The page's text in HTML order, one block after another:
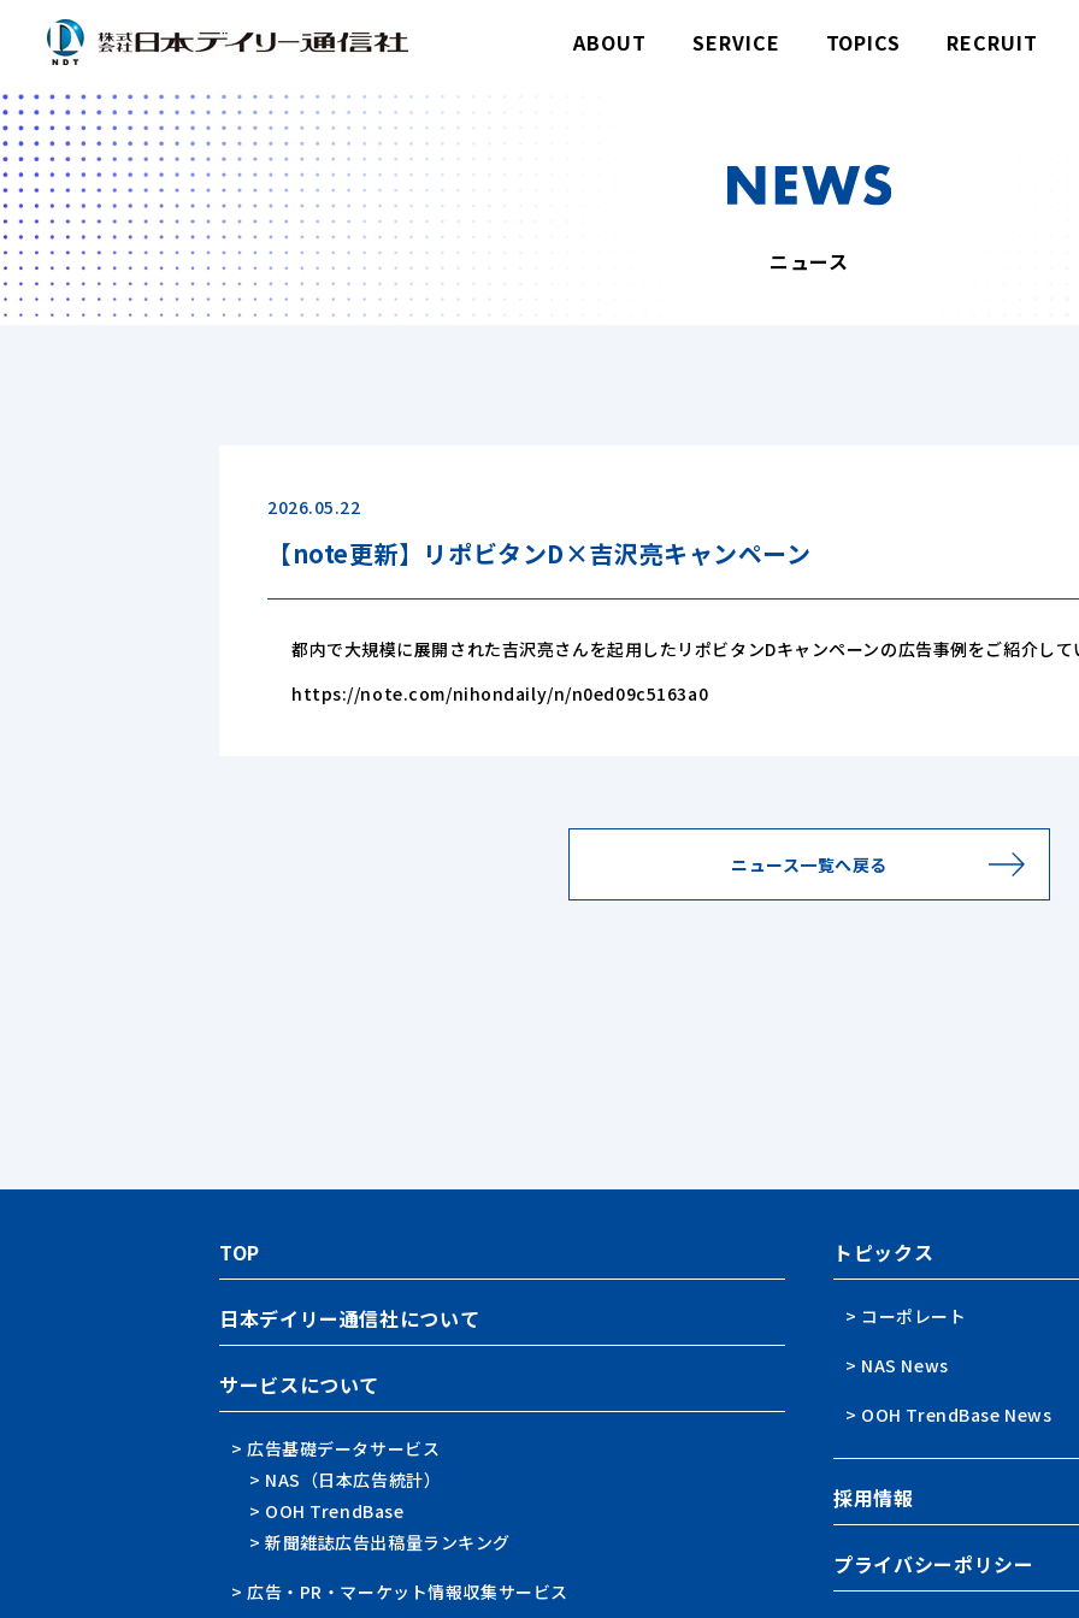
ABOUT SERVICE TOPICS RECRUIT
ニュース
2026.05.22
【note更新】リポビタンD×吉沢亮キャンペーン
都内で大規模に展開された吉沢亮さんを起用したリポビタンDキャンペーンの広告事例をご紹介して
https://note.com/nihondaily/n/n0ed09c5163a0
ニュース一覧へ戻る
TOP
日本デイリー通信社について
サービスについて
> 広告基礎データサービス
> NAS（日本広告統計）
> OOH TrendBase
> 新聞雑誌広告出稿量ランキング
> 広告・PR・マーケット情報収集サービス
トピックス
> コーポレート
> NAS News
> OOH TrendBase News
採用情報
プライバシーポリシー